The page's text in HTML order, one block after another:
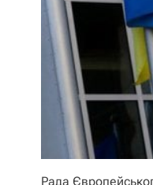
Рада